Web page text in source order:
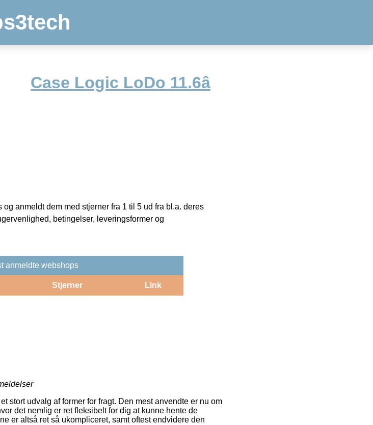
Case Logic LoDo 11.6â
anmeldt dem med stjerner fra 1 til 5 ud fra bl.a. deres
betingelser, leveringsformer og
anmeldte webshops
Stjerner Link
stort udvalg af former for fragt. Den mest anvendte er nu om
det nemlig er ret fleksibelt for dig at kunne hente de
er altså ret så ukompliceret, samt oftest endvidere den